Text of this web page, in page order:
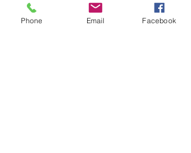
Vgl.: Schenk-Danzinger 1994, S.159-
164Phone Email Facebook